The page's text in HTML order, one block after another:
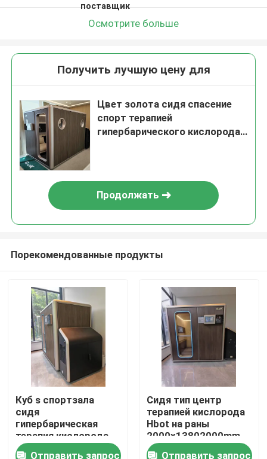
Дом
Продукты
видео
поставщик
Осмотрите больше
Получить лучшую цену для
Цвет золота сидя спасение
спорт терапией
гипербарического кислорода
Продолжать
Порекомендованные продукты
Куб s спортзала
сидя
гипербарическая
терапия кислорода
машины кислорода
Отправить запрос
Сидя тип центр
терапией кислорода
Hbot на раны
2000x13802000mm
Отправить запрос